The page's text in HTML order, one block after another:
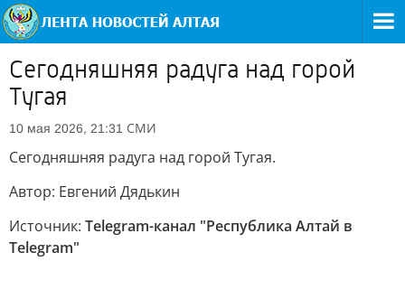
Сегодняшняя радуга над горой
Тугая
10 мая 2026, 21:31 СМИ
Сегодняшняя радуга над горой Тугая.
Автор: Евгений Дядькин
Источник: Telegram-канал "Республика Алтай в
Telegram"